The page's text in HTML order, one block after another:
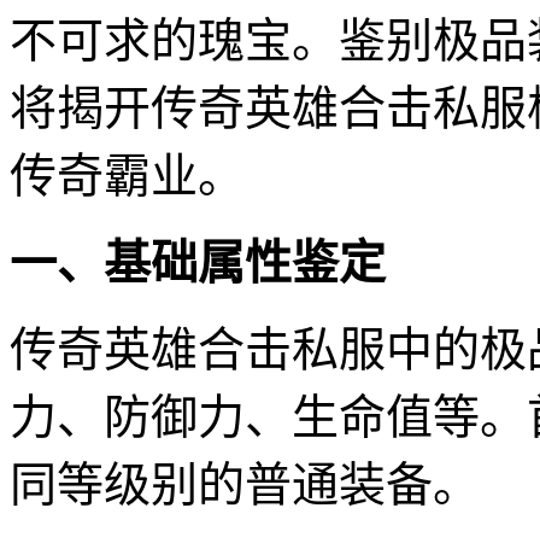
不可求的瑰宝。鉴别极
将揭开传奇英雄合击私
传奇霸业。
一、基础属性鉴定
传奇英雄合击私服中的
力、防御力、生命值等
同等级别的普通装备。